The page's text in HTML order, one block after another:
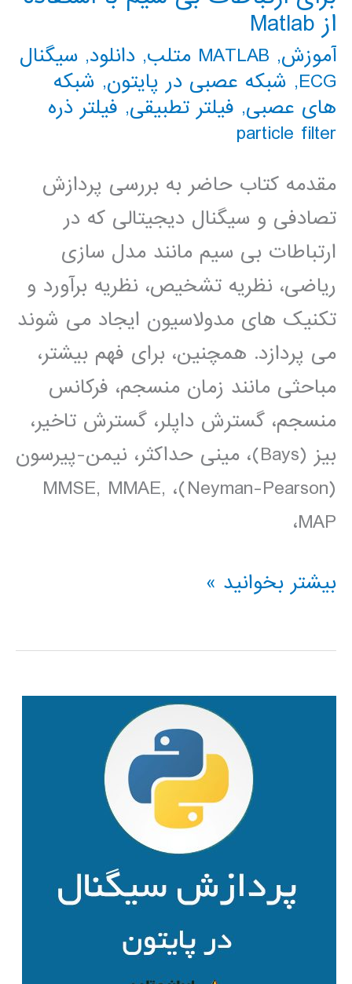
از Matlab
آموزش, MATLAB متلب , دانلود, سیگنال
ECG
, شبکه عصبی در پایتون, شبکه
های عصبی, فیلتر تطبیقی, فیلتر ذره
particle filter
مقدمه کتاب حاضر به بررسی پردازش
تصادفی و سیگنال دیجیتالی که در
ارتباطات بی سیم مانند مدل سازی
ریاضی، نظریه تشخیص، نظریه برآورد و
تکنیک های مدولاسیون ایجاد می شوند
می پردازد. همچنین، برای فهم بیشتر،
مباحثی مانند زمان منسجم، فرکانس
منسجم، گسترش داپلر، گسترش تاخیر،
بیز (Bays)، مینی حداکثر، نیمن-پیرسون
(Neyman-Pearson)، MMSE, MMAE,
MAP،
پردازش
های
استفاده
بیشتر بخوانید »